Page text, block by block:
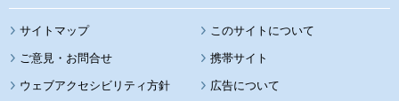
サイトマップ このサイトについて
携帯サイト
ウェブアクセシビリティ方針 広告について